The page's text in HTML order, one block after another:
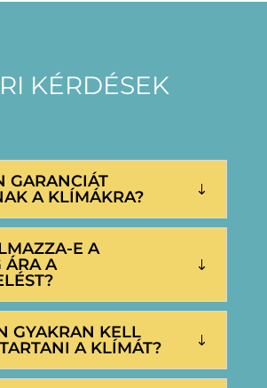
KÉRDÉSEK
GARANCIÁT
A KLÍMÁKRA?
E A
ÁRA A
GYAKRAN KELL
A KLÍMÁT?